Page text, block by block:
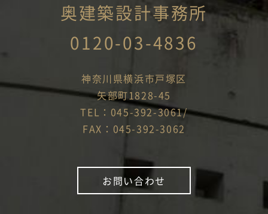
奥建築設計事務所
0120-03-4836
神奈川県横浜市戸塚区
矢部町1828-45
TEL：045-392-3061/
FAX：045-392-3062
お問い合わせ